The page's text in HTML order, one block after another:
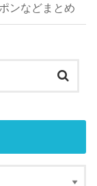
ンなどまとめ